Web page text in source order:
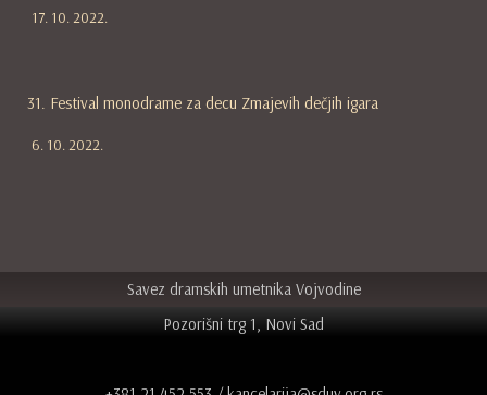
17. 10. 2022.
31. Festival monodrame za decu Zmajevih dečjih igara
6. 10. 2022.
Savez dramskih umetnika Vojvodine
Pozorišni trg 1, Novi Sad